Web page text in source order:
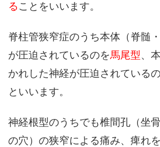
ることをいいます。
脊柱管狭窄症のうち本体（脊髄・
が圧迫されているのを馬尾型、
かれした神経が圧迫されている
といいます。
神経根型のうちでも椎間孔（坐
の穴）の狭窄による痛み、痺れ